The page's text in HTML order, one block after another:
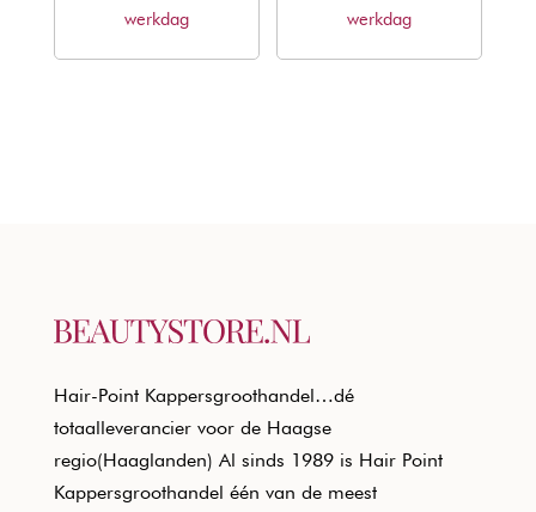
werkdag
werkdag
Hair-Point Kappersgroothandel…dé
totaalleverancier voor de Haagse
regio(Haaglanden) Al sinds 1989 is Hair Point
Kappersgroothandel één van de meest